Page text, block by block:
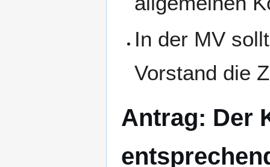
In der MV
Vorstand die
Antrag: Der